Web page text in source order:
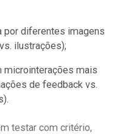
por diferentes imagens
ilustrações);
microinterações mais
de feedback vs.
testar com critério,